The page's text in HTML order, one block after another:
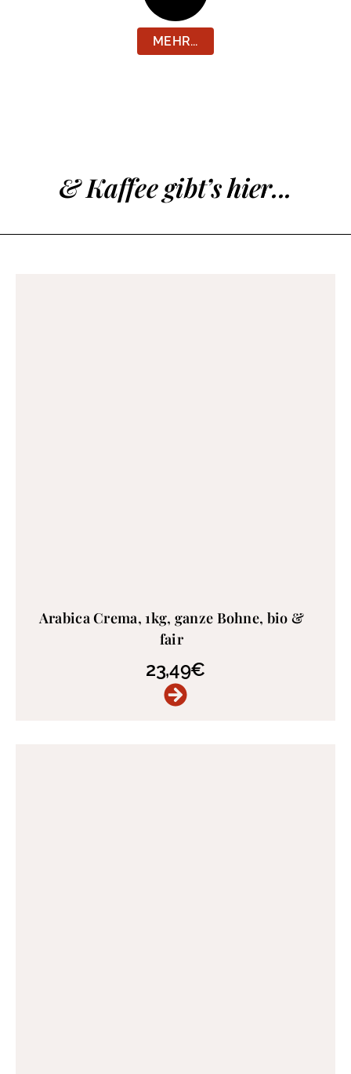
MEHR...
& Kaffee gibt’s hier...
Arabica Crema, 1kg, ganze Bohne, bio &
fair
23,49€